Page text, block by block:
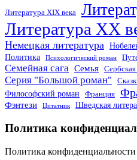
Литература XIX века
Литература XX
Немецкая литература
Политика
Психологический роман
Семейная сага Семья Сербская
Серия "Большой роман"
Философский роман
Франция
Фэнтези Цитатник Шведская
Политика
Политика